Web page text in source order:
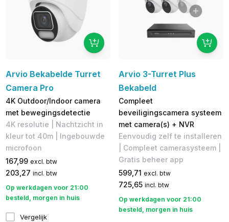
Arvio Bekabelde Turret
Camera Pro
4K Outdoor/Indoor camera
met bewegingsdetectie
4K resolutie | Nachtzicht in
kleur tot 40m | Ingebouwde
microfoon
167,99 excl. btw
203,27 incl. btw
Op werkdagen voor 21:00
besteld, morgen in huis
Vergelijk
Arvio 3-Turret Plus
Bekabeld
Compleet
beveiligingscamera systeem
met camera(s) + NVR
Eenvoudig zelf te installeren
| Compleet camerasysteem |
Gratis beheer app
599,71 excl. btw
725,65 incl. btw
Op werkdagen voor 21:00
besteld, morgen in huis